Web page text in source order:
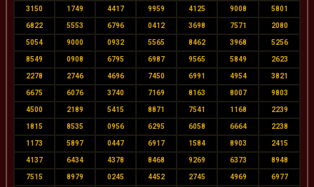
3150 1749 4417 9959 4125 9008 5801
6822 5553 6796 0412 3698 7571 2080
5054 9000 0932 5565 8462 3968 5256
8549 0908 6795 6987 9565 5849 2623
2278 2746 4696 7450 6991 4954 3821
6675 6076 3740 7169 8163 8007 9803
4500 2189 5415 8871 7541 1168 2239
1815 8535 0956 6295 6058 6664 2238
1173 5897 0447 6917 1584 8903 2415
4137 6434 4378 8468 9269 6373 8948
7515 8979 0245 4452 2745 4969 6977